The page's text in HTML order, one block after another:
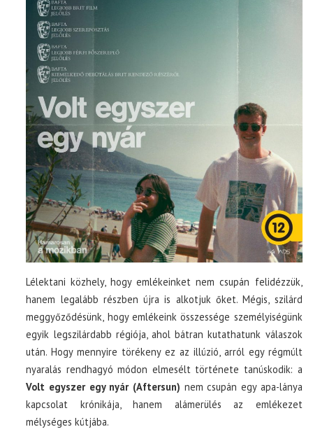
Lélektani közhely, hogy emlékeinket nem csupán felidézzük,
hanem legalább részben újra is alkotjuk őket. Mégis, szilárd
meggyőződésünk, hogy emlékeink összessége személyiségünk
egyik legszilárdabb régiója, ahol bátran kutathatunk válaszok
után. Hogy mennyire törékeny ez az illúzió, arról egy régmúlt
nyaralás rendhagyó módon elmesélt története tanúskodik: a
Volt egyszer egy nyár (Aftersun) nem csupán egy apa-lánya
kapcsolat krónikája, hanem alámerülés az emlékezet
mélységes kútjába.